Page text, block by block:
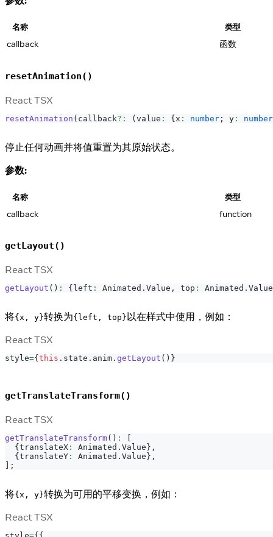
名称 类型
callback 函数
resetAnimation()
React TSX
resetAnimation ( callback? : (value : {x : number ; y : number
停止任何动画并将值重置为其原始状态。
参数:
名称 类型
callback function
getLayout()
React TSX
getLayout ( ) : { left : Animated . Value , top : Animated . Value
将{x, y}转换为{left, top}以在样式中使用，例如：
React TSX
style={ this . state . anim . getLayout ( ) }
getTranslateTransform()
React TSX
getTranslateTransform( ) :
[
{translateX : Animated . Value} ,
{translateY : Animated . Value} ,
] ;
将{x, y}转换为可用的平移变换，例如：
React TSX